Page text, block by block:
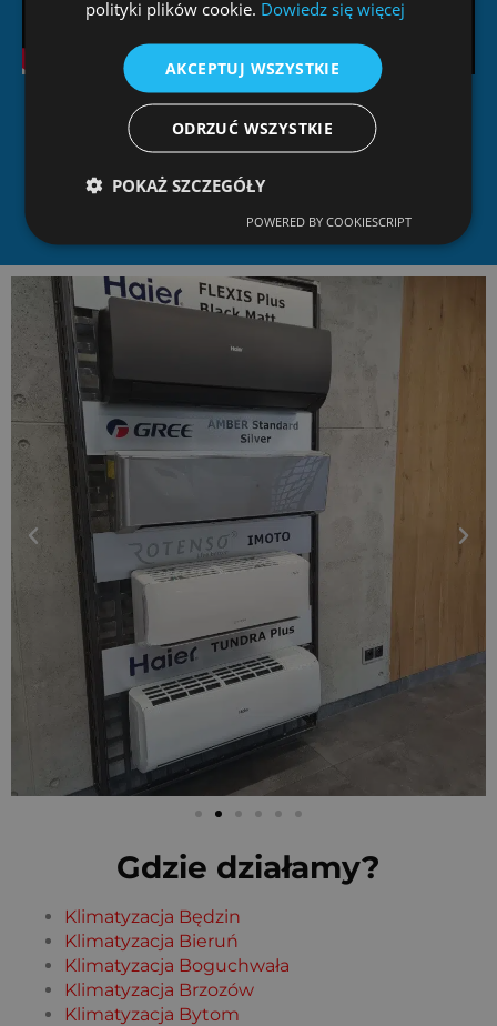
Nasze realizacje
Gdzie działamy?
Klimatyzacja Będzin
Klimatyzacja Bieruń
Klimatyzacja Boguchwała
Klimatyzacja Brzozów
Klimatyzacja Bytom
polityki plików cookie. Dowiedz się więcej
AKCEPTUJ WSZYSTKIE
ODRZUĆ WSZYSTKIE
POKAŻ SZCZEGÓŁY
POWERED BY COOKIESCRIPT